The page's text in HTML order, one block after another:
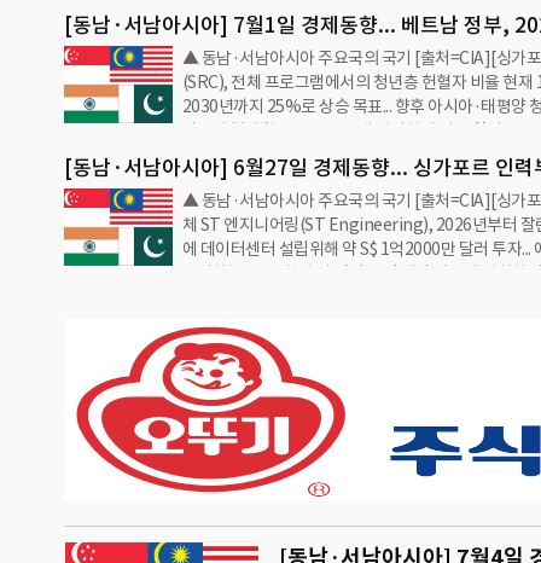
시아] 투자무역산업부(MITI), 반도체 산업에 필요한 6
술 인력 훈련시킬 계획... 전기전자 분야는 국가반도체
서 가장 중요한 분야이며 국가 차원에서 우수 기술인력
상황[필리핀] 저가 항공사 세부 퍼시픽(Cebu
공기 제조업체 에어버스(Airbus SE)와 역사상 가장 대
밀리 50…
[동남·서남아시아] 7월1일 경제동향... 베트남 정부,
분기 커피 수출량 60만 톤(t)으로 전년 동기 대비 3%
만 엘니뇨 현상으로 연간 커피 생산량은 감소 전망
▲ 동남·서남아시아 주요국의 국기 [출처=CIA][싱가
(SRC), 전체 프로그램에서의 청년층 헌혈자 비율 현
2030년까지 25%로 상승 목표... 향후 아시아·태평양
라톤과 봉사활동 등 프로그램 실시하며 적극 참여 도
민간항공청(CAAS), 7월부터 창이공항그룹(CAG)과
항의 고객 서비스 및 보안 수수료(PSSF) 25.9달러에
인상 발표... 이는 항공 허브 개발 자금으로 쓰이며 이외
공기 착륙·주차 비용 인상과 함께 항공기 조작자에게
용 부과 도입[말레이시아] 중국 체리자동차의 상표 재
[동남·서남아시아] 6월27일 경제동향... 싱가포르 인력
(MOM), 2023년 근로자의 실질 임금 전년 대비 0.4%
▲ 동남·서남아시아 주요국의 국기 [출처=CIA][싱가
체 ST 엔지니어링(ST Engineering), 2026년부터 잘
에 데이터센터 설립위해 약 S$ 1억2000만 달러 투자...
소비하는 인공지능(AI) 작업 독점 냉각 시스템 설치하
의 실질 임금 전년 대비 0.4% 증가... 2023년 풀타임 근
임금은 5.2% 증가해 2022년 6.5% 대비 축소[말레이
자은행(HLIB), 부품 제조업체 노션 VTec(Notion
도 2022년부터 2026년까지 매출의 연평균 성장률
기업 전망 인공지능(AI) 도입의 증가·디스크 저장용